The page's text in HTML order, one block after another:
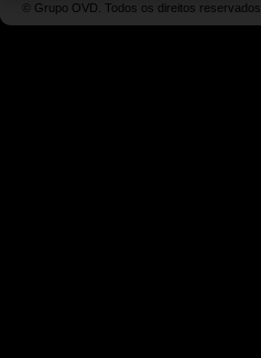
© Grupo OVD. Todos os direitos reservados.